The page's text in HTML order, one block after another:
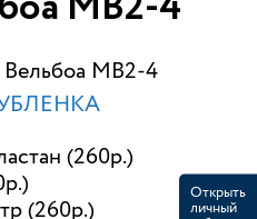
МВ2-4
Вельбоа МВ2-4
(260р.)
(260р.)
Открыть
личный